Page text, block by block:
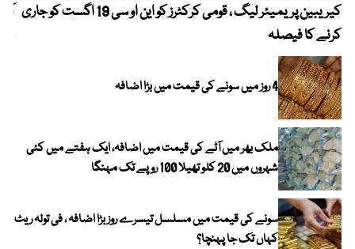
کیریبین پریمیئر لیگ ، قومی کرکٹرز کو این او سی 19 اگست کو جاری
کرنے کا فیصلہ
4 روز میں سونے کی قیمت میں بڑا اضافہ
ملک بھر میں آٹے کی قیمت میں اضافہ، ایک ہفتے میں کئی
شہروں میں 20 کلو تھیلا 100 روپے تک مہنگا
سونے کی قیمت میں مسلسل تیسرے روز بڑا اضافہ ، فی تولہ ریٹ
کہاں تک جا پہنچا؟